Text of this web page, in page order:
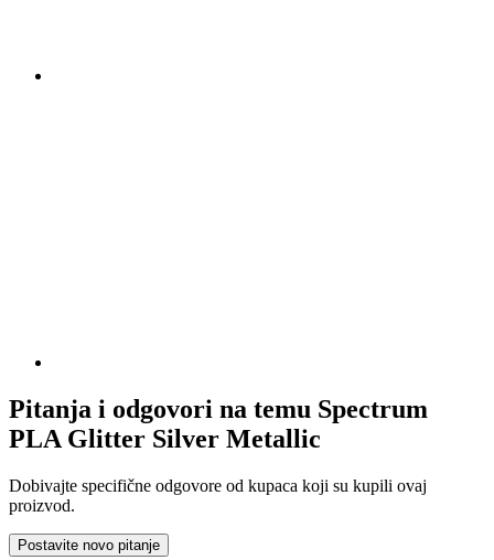
Pitanja i odgovori na temu Spectrum
PLA Glitter Silver Metallic
Dobivajte specifične odgovore od kupaca koji su kupili ovaj
proizvod.
Postavite novo pitanje